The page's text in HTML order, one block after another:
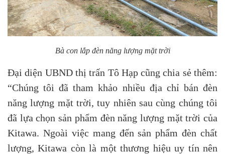
Bà con lắp đèn năng lượng mặt trời
Đại diện UBND thị trấn Tô Hạp cũng chia sẻ thêm:
“Chúng tôi đã tham khảo nhiều địa chỉ bán đèn
năng lượng mặt trời, tuy nhiên sau cùng chúng tôi
đã lựa chọn sản phẩm đèn năng lượng mặt trời của
Kitawa. Ngoài việc mang đến sản phẩm đèn chất
lượng, Kitawa còn là một thương hiệu uy tín nên